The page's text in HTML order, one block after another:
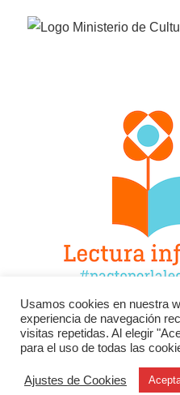
Facebook Twitter
YouTube
LinkedIn
Usamos cookies en nuestra
experiencia de navegación
visitas repetidas. Al elegir
para el uso de todas las
Ajustes de Cookies